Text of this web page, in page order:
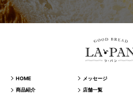
HOME メッセージ
商品紹介
店舗一覧